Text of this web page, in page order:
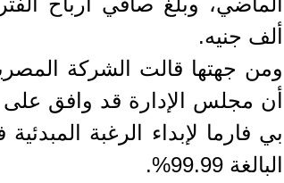
ألف جنيه.
ومن جهتها قالت الشركة
أن مجلس الإدارة قد وافق
بي فارما لإبداء الرغبة
البالغة 99.99%.